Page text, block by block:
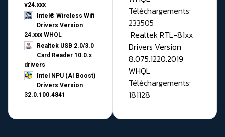
v24.xxx
Intel® Wireless Wifi
Drivers Version
24.xxx WHQL
Realtek USB 2.0/3.0
Card Reader 10.0.x
drivers
Intel NPU (AI Boost)
Drivers Version
32.0.100.4841
Téléchargements:
233505
Realtek RTL-81xx
Drivers Version
8.075.1220.2019
WHQL
Téléchargements:
181128